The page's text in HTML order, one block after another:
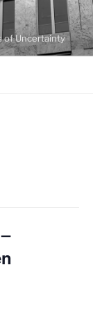
of Uncertainty